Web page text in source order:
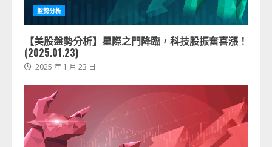
盤勢分析
【美股盤勢分析】星際之門降臨，科技股振奮喜漲！
(2025.01.23)
2025 年 1 月 23 日